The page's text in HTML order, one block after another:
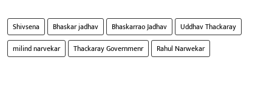
Shivsena Bhaskar jadhav Bhaskarrao Jadhav
Uddhav Thackaray
milind narvekar
Thackaray Governmenr Rahul Narwekar